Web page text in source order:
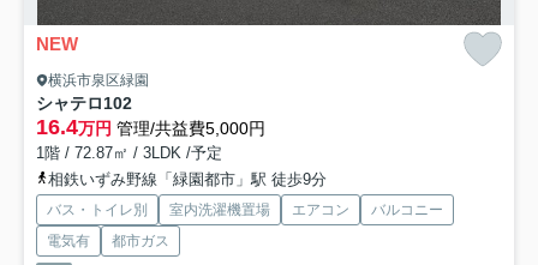
NEW
横浜市泉区緑園
シャテロ102
16.4万円 管理/共益費5,000円
1階 / 72.87㎡ / 3LDK /予定
相鉄いずみ野線「緑園都市」駅 徒歩9分
バス・トイレ別 室内洗濯機置場 エアコン
バルコニー
電気有
都市ガス